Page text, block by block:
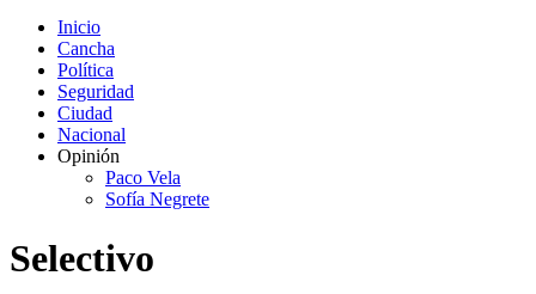
Inicio
Cancha
Política
Seguridad
Ciudad
Nacional
Opinión
Paco Vela
Sofía Negrete
Selectivo